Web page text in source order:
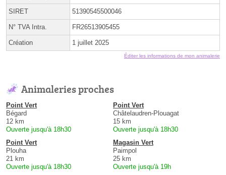
SIRET 51390545500046
N° TVA Intra. FR26513905455
Création 1 juillet 2025
Éditer les informations de mon animalerie
Animaleries proches
Point Vert
Bégard
12 km
Ouverte jusqu'à 18h30
Point Vert
Châtelaudren-Plouagat
15 km
Ouverte jusqu'à 18h30
Point Vert
Plouha
21 km
Ouverte jusqu'à 18h30
Magasin Vert
Paimpol
25 km
Ouverte jusqu'à 19h